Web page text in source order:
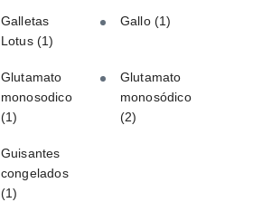
Galletas
Lotus (1)
Gallo(1)
Glutamato
monosodico
(1)
Glutamato
monosódico
(2)
Guisantes
congelados
(1)